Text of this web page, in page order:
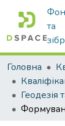
та
Головна
Геодезія